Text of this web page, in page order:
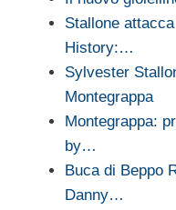
Stallone
History:…
Sylvester
Montegrappa
Montegrappa:
by…
Buca di Beppo
Danny…